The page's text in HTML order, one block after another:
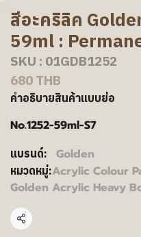
สีอะคริลิค
59ml :
SKU : 01GDB1252
680 THB
คำอธิบายสินค้าแบบย่อ
No.1252-59ml-S7
แบรนด์: Golden
หมวดหมู่:Acrylic Colour
Golden Acrylic Heavy
แชร์